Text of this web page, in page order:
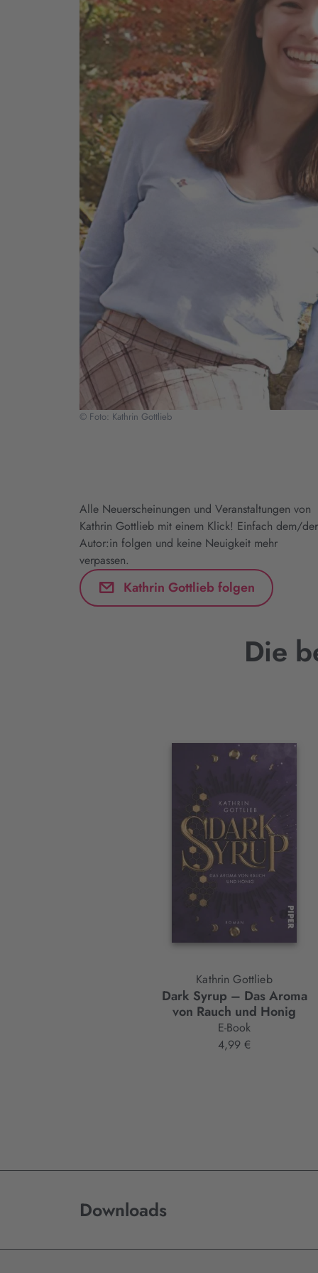
© Foto: Kathrin Gottlieb
Alle Neuerscheinungen und Veranstaltungen von
Kathrin Gottlieb mit einem Klick! Einfach dem/der
Autor:in folgen und keine Neuigkeit mehr
verpassen.
Kathrin Gottlieb folgen
Die
Interaktives
Kathrin Gottlieb
Dark Syrup –⁠ Das Aroma
von Rauch und Honig
E-Book
4,99 €
Downloads